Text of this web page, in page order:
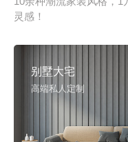
灵感！
别墅大宅
高端私人定制